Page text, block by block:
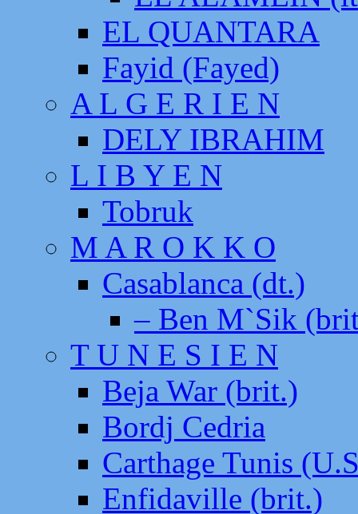
EL QUANTARA
Fayid (Fayed)
A L G E R I E N
DELY IBRAHIM
L I B Y E N
Tobruk
M A R O K K O
Casablanca (dt.)
– Ben M`Sik
T U N E S I E N
Beja War (brit.)
Bordj Cedria
Carthage Tunis
Enfidaville (brit.)